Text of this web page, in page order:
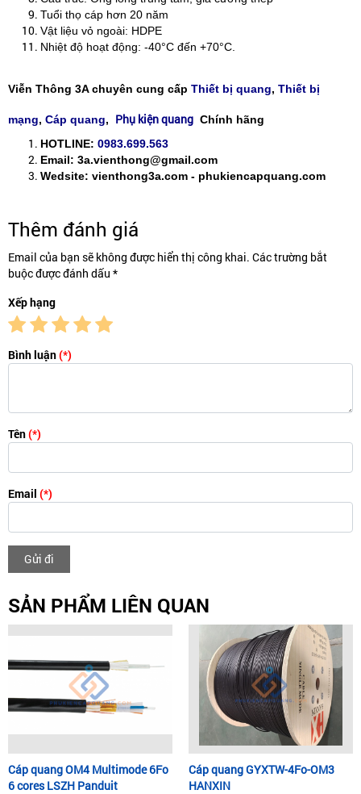
Tuổi thọ cáp hơn 20 năm
Vật liệu vỏ ngoài: HDPE
Nhiệt độ hoạt động: -40°C đến +70°C.
Viễn Thông 3A chuyên cung cấp Thiết bị quang, Thiết bị
mạng, Cáp quang, Phụ kiện quang Chính hãng
HOTLINE: 0983.699.563
Email: 3a.vienthong@gmail.com
Wedsite: vienthong3a.com - phukiencapquang.com
Thêm đánh giá
Email của bạn sẽ không được hiển thị công khai. Các trường bắt
buộc được đánh dấu *
Xếp hạng
Bình luận(*)
Tên(*)
Email (*)
Gửi đi
SẢN PHẨM LIÊN QUAN
Cáp quang OM4 Multimode 6Fo
6 cores LSZH Panduit
Cáp quang GYXTW-4Fo-OM3
HANXIN